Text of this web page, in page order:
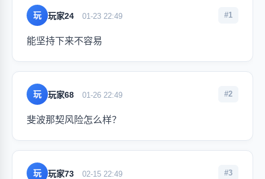
玩 玩家24 01-23 22:49 #1
能坚持下来不容易
玩 玩家68 01-26 22:49 #2
斐波那契风险怎么样？
玩 玩家73 02-15 22:49 #3